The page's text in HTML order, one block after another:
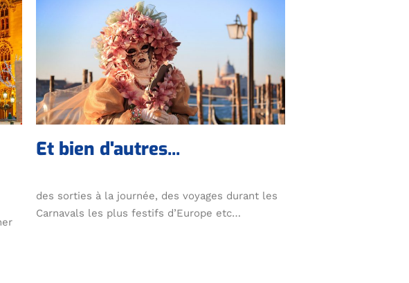
Et bien d'autres...
des sorties à la journée, des voyages durant les
Carnavals les plus festifs d’Europe etc…